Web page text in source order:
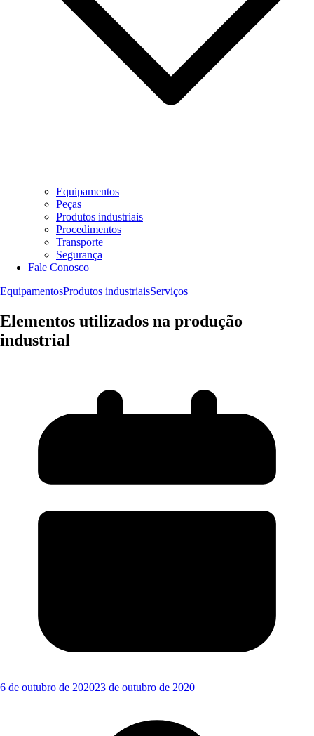
Equipamentos
Peças
Produtos industriais
Procedimentos
Transporte
Segurança
Fale Conosco
EquipamentosProdutos industriaisServiços
Elementos utilizados na produção
industrial
6 de outubro de 202023 de outubro de 2020